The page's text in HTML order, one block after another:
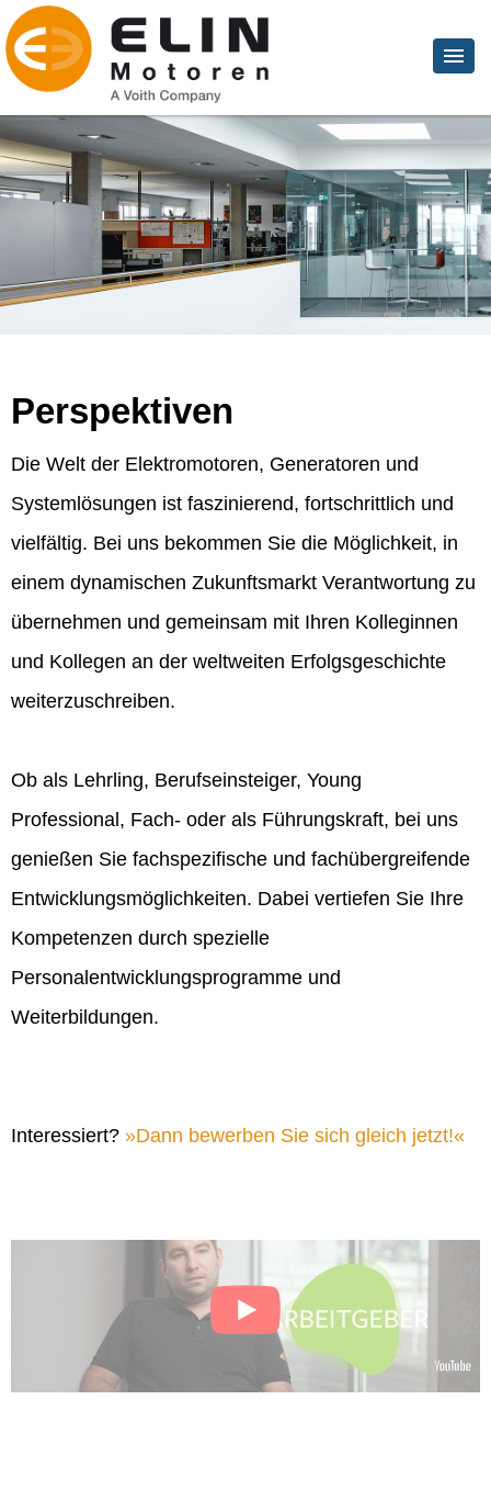
Perspektiven
Die Welt der Elektromotoren, Generatoren und
Systemlösungen ist faszinierend, fortschrittlich und
vielfältig. Bei uns bekommen Sie die Möglichkeit, in
einem dynamischen Zukunftsmarkt Verantwortung zu
übernehmen und gemeinsam mit Ihren Kolleginnen
und Kollegen an der weltweiten Erfolgsgeschichte
weiterzuschreiben.
Ob als Lehrling, Berufseinsteiger, Young
Professional, Fach- oder als Führungskraft, bei uns
genießen Sie fachspezifische und fachübergreifende
Entwicklungsmöglichkeiten. Dabei vertiefen Sie Ihre
Kompetenzen durch spezielle
Personalentwicklungsprogramme und
Weiterbildungen.
Interessiert? Dann bewerben Sie sich gleich jetzt!